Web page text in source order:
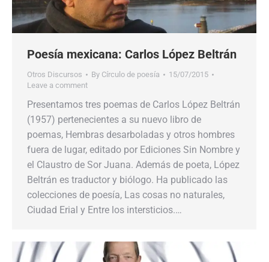
Poesía mexicana: Carlos López Beltrán
Otros Discursos By Círculo de poesía
15/07/2015
Leave a comment
Presentamos tres poemas de Carlos López Beltrán
(1957) pertenecientes a su nuevo libro de
poemas, Hembras desarboladas y otros hombres
fuera de lugar, editado por Ediciones Sin Nombre y
el Claustro de Sor Juana. Además de poeta, López
Beltrán es traductor y biólogo. Ha publicado las
colecciones de poesía, Las cosas no naturales,
Ciudad Erial y Entre los intersticios.…